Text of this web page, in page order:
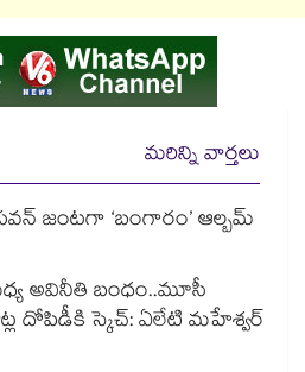
మరిన్ని వార్తలు
జంటగా ‘బంగారం’ ఆల్బమ్
అవినీతి బంధం..మూసీ
దోపిడీకి స్కెచ్: ఏలేటి మహేశ్వర్